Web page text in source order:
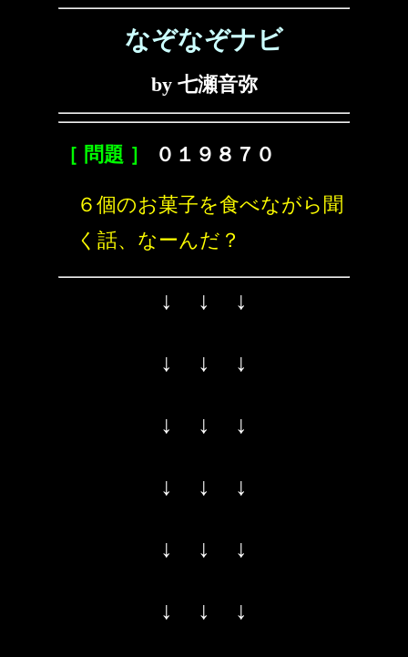
なぞなぞナビ
by 七瀬音弥
［ 問題 ］ ０１９８７０
６個のお菓子を食べながら聞
く話、なーんだ？
↓ ↓ ↓
↓ ↓ ↓
↓ ↓ ↓
↓ ↓ ↓
↓ ↓ ↓
↓ ↓ ↓